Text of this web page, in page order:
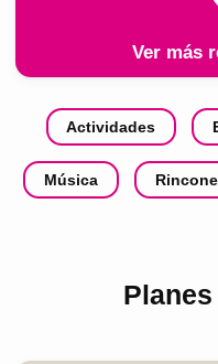
Ver más
Actividades
Música